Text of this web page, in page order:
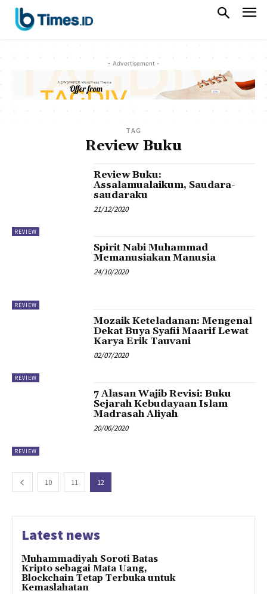
- Advertisement -
TAG
Review Buku
REVIEW
Review Buku:
Assalamualaikum, Saudara-
saudaraku
21/12/2020
REVIEW
Spirit Nabi Muhammad
Memanusiakan Manusia
24/10/2020
REVIEW
Mozaik Keteladanan: Mengenal
Dekat Buya Syafii Maarif Lewat
Karya Erik Tauvani
02/07/2020
REVIEW
7 Alasan Wajib Revisi: Buku
Sejarah Kebudayaan Islam
Madrasah Aliyah
20/06/2020
10 11 12
Latest news
Muhammadiyah Soroti Batas
Kripto sebagai Mata Uang,
Blockchain Tetap Terbuka untuk
Kemaslahatan